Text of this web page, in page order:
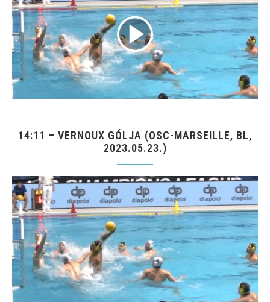
14:11 – VERNOUX GÓLJA (OSC-MARSEILLE, BL,
2023.05.23.)